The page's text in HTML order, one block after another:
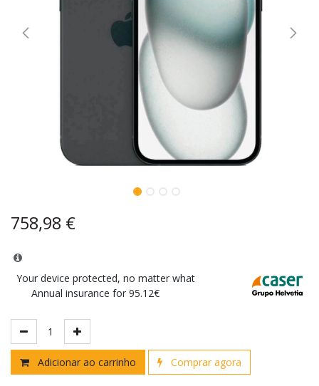
758,98 €
Your device protected, no matter what
Annual insurance for 95.12€
Adicionar ao carrinho Comprar agora